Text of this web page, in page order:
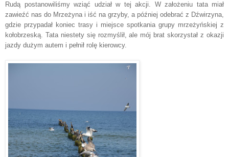
Rudą postanowiliśmy wziąć udział w tej akcji. W założeniu tata miał
zawieźć nas do Mrzeżyna i iść na grzyby, a później odebrać z Dźwirzyna,
gdzie przypadał koniec trasy i miejsce spotkania grupy mrzeżyńskiej z
kołobrzeską. Tata niestety się rozmyślił, ale mój brat skorzystał z okazji
jazdy dużym autem i pełnił rolę kierowcy.